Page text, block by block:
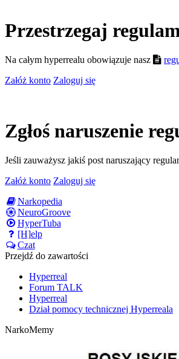
Przestrzegaj
Na całym hyperrealu obowiązuje nasz
Załóż konto Zaloguj się
Zgłoś naruszenie
Jeśli zauważysz jakiś post naruszający
Załóż konto Zaloguj się
Narkopedia
NeuroGroove
HyperTuba
[H]elp
Czat
Przejdź do zawartości
Hyperreal
Forum TALK
Hyperreal
Dział pomocy technicznej Hyperreala
NarkoMemy